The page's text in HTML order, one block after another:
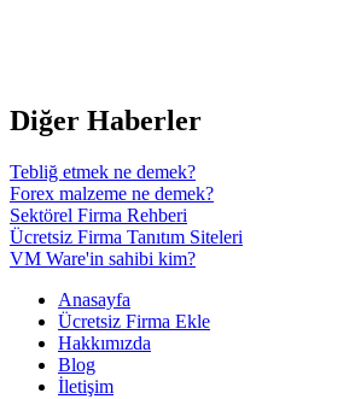
Diğer Haberler
Tebliğ etmek ne demek?
Forex malzeme ne demek?
Sektörel Firma Rehberi
Ücretsiz Firma Tanıtım Siteleri
VM Ware'in sahibi kim?
Anasayfa
Ücretsiz Firma Ekle
Hakkımızda
Blog
İletişim